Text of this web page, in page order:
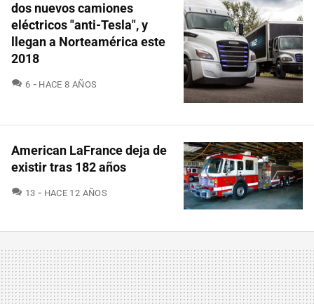
dos nuevos camiones
eléctricos "anti-Tesla", y
llegan a Norteamérica este
2018
6 COMENTARIOS
HACE 8 AÑOS
American LaFrance deja de
existir tras 182 años
13 COMENTARIOS
HACE 12 AÑOS